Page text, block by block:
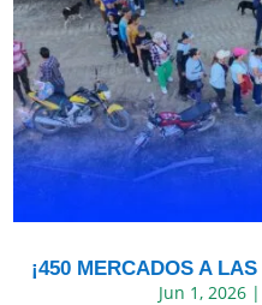
¡450 MERCADOS A
Jun 1, 2026|